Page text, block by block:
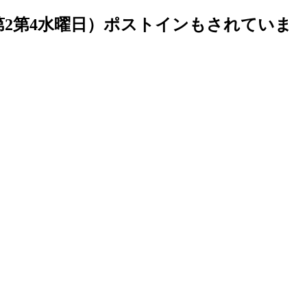
第4水曜日）ポストインもされていま